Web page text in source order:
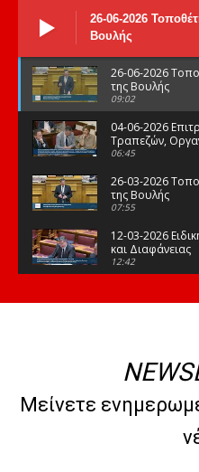
26-06-2026
Βουλής
26-06-2026
της Βουλής
09:02
04-06-2026
Τραπεζών,
Φορέων Κοινων.
06:45
26-03-2026
της Βουλής
07:55
12-03-2026
και Διαφάνειας
12:42
της Βουλής
08:47
10-02-2026
Υποθέσεων
Μείνετε